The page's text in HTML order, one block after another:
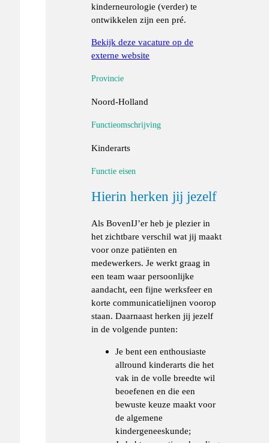
kinderneurologie (verder) te
ontwikkelen zijn een pré.
Bekijk deze vacature op de
externe website
Provincie
Noord-Holland
Functieomschrijving
Kinderarts
Functie eisen
Hierin herken jij jezelf
Als BovenIJ’er heb je plezier in
het zichtbare verschil wat jij maakt
voor onze patiënten en
medewerkers. Je werkt graag in
een team waar persoonlijke
aandacht, een fijne werksfeer en
korte communicatielijnen voorop
staan. Daarnaast herken jij jezelf
in de volgende punten:
Je bent een enthousiaste
allround kinderarts die het
vak in de volle breedte wil
beoefenen en die een
bewuste keuze maakt voor
de algemene
kindergeneeskunde;